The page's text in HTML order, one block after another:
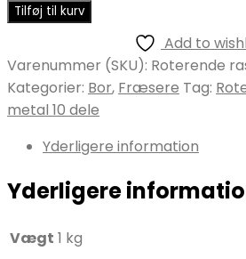
Tilføj til kurv
Add to
Varenummer (SKU): Roterende
Kategorier: Bor, Fræsere Tag:
metal 10 dele
Yderligere information
Yderligere
Vægt 1 kg